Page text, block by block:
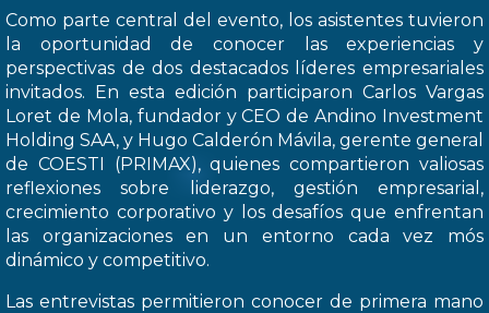
Como parte central del evento, los asistentes tuvieron
la oportunidad de conocer las experiencias y
perspectivas de dos destacados líderes empresariales
invitados. En esta edición participaron Carlos Vargas
Loret de Mola, fundador y CEO de Andino Investment
Holding SAA, y Hugo Calderón Mávila, gerente general
de COESTI (PRIMAX), quienes compartieron valiosas
reflexiones sobre liderazgo, gestión empresarial,
crecimiento corporativo y los desafíos que enfrentan
las organizaciones en un entorno cada vez mós
dinámico y competitivo.
Las entrevistas permitieron conocer de primera mano